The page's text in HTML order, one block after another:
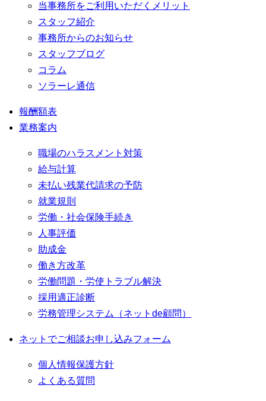
当事務所をご利用いただくメリット
スタッフ紹介
事務所からのお知らせ
スタッフブログ
コラム
ソラーレ通信
報酬額表
業務案内
職場のハラスメント対策
給与計算
未払い残業代請求の予防
就業規則
労働・社会保険手続き
人事評価
助成金
働き方改革
労働問題・労使トラブル解決
採用適正診断
労務管理システム（ネットde顧問）
ネットでご相談お申し込みフォーム
個人情報保護方針
よくある質問